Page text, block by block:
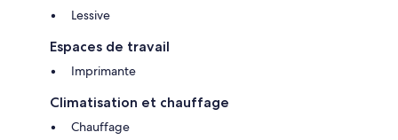
Lessive
Espaces de travail
Imprimante
Climatisation et chauffage
Chauffage